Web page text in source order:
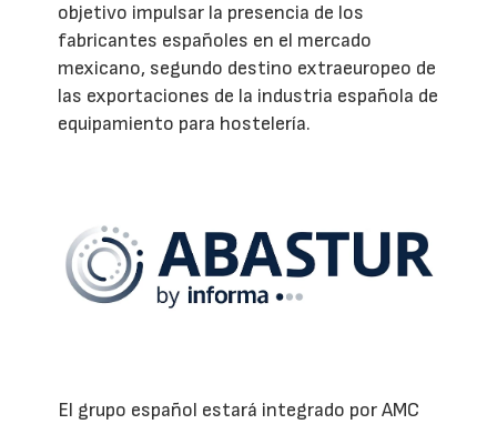
objetivo impulsar la presencia de los
fabricantes españoles en el mercado
mexicano, segundo destino extraeuropeo de
las exportaciones de la industria española de
equipamiento para hostelería.
El grupo español estará integrado por AMC